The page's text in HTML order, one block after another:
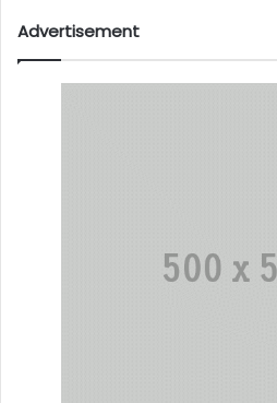
Advertisement